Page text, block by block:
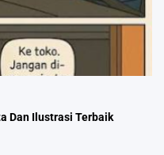
Dan Ilustrasi Terbaik